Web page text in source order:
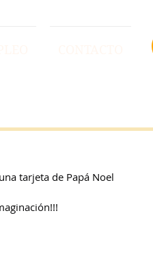
tarjeta de Papá Noel